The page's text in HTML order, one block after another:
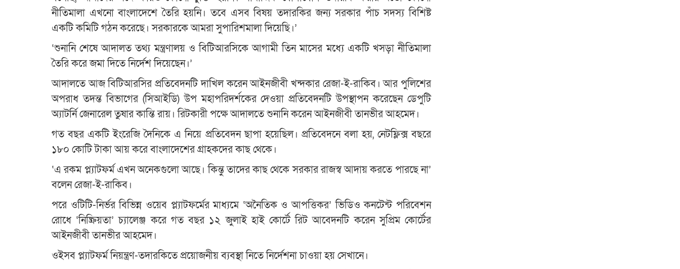
নীতিমালা এখনো বাংলাদেশে তৈরি হয়নি। তবে এসব বিষয় তদারকির জন্য সরকার পাঁচ সদস্য বিশিষ্ট
একটি কমিটি গঠন করেছে। সরকারকে আমরা সুপারিশমালা দিয়েছি।’
‘শুনানি শেষে আদালত তথ্য মন্ত্রণালয় ও বিটিআরসিকে আগামী তিন মাসের মধ্যে একটি খসড়া নীতিমালা
তৈরি করে জমা দিতে নির্দেশ দিয়েছেন।’
আদালতে আজ বিটিআরসির প্রতিবেদনটি দাখিল করেন আইনজীবী খন্দকার রেজা-ই-রাকিব। আর পুলিশের
অপরাধ তদন্ত বিভাগের (সিআইডি) উপ মহাপরিদর্শকের দেওয়া প্রতিবেদনটি উপস্থাপন করেছেন ডেপুটি
অ্যাটর্নি জেনারেল তুষার কান্তি রায়। রিটকারী পক্ষে আদালতে শুনানি করেন আইনজীবী তানভীর আহমেদ।
গত বছর একটি ইংরেজি দৈনিকে এ নিয়ে প্রতিবেদন ছাপা হয়েছিল। প্রতিবেদনে বলা হয়, নেটফ্লিক্স বছরে
১৮০ কোটি টাকা আয় করে বাংলাদেশের গ্রাহকদের কাছ থেকে।
‘এ রকম প্ল্যাটফর্ম এখন অনেকগুলো আছে। কিন্তু তাদের কাছ থেকে সরকার রাজস্ব আদায় করতে পারছে না’
বলেন রেজা-ই-রাকিব।
পরে ওটিটি-নির্ভর বিভিন্ন ওয়েব প্ল্যাটফর্মের মাধ্যমে ‘অনৈতিক ও আপত্তিকর’ ভিডিও কনটেন্ট পরিবেশন
রোধে ‘নিষ্ক্রিয়তা’ চ্যালেঞ্জ করে গত বছর ১২ জুলাই হাই কোর্টে রিট আবেদনটি করেন সুপ্রিম কোর্টের
আইনজীবী তানভীর আহমেদ।
ওইসব প্ল্যাটফর্ম নিয়ন্ত্রণ-তদারকিতে প্রয়োজনীয় ব্যবস্থা নিতে নির্দেশনা চাওয়া হয় সেখানে।